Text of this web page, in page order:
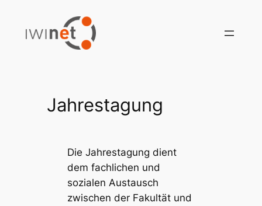
Inhalt
springen
Jahrestagung
Die Jahrestagung dient
dem fachlichen und
sozialen Austausch
zwischen der Fakultät und